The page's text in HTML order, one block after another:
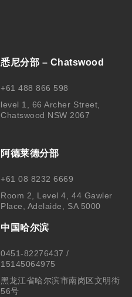
悉尼分部 – Chatswood
+61 488 866 598
level 1, 66 Archer Street,
Chatswood NSW 2067
阿德莱德分部
+61 08 8232 6669
Room 2, Level 4, 44 Gawler
Place, Adelaide, SA 5000
中国哈尔滨
0451-82276437 /
15145064975
黑龙江省哈尔滨市南岗区文明街
56号